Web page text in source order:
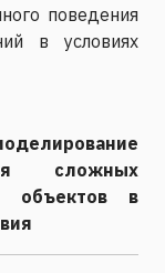
поведения
в условиях
сложных
объектов в